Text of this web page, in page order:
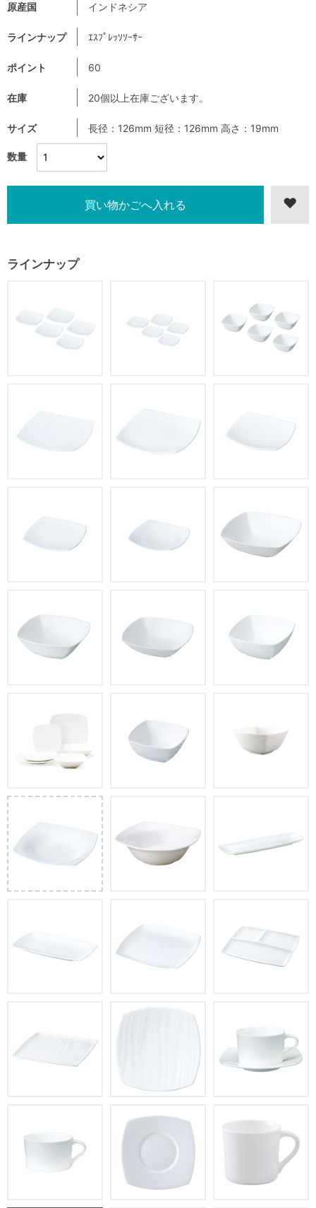
数量
原産国 インドネシア
ラインナップ ｴｽﾌﾟﾚｯｿｿｰｻｰ
ポイント 60
在庫 20個以上在庫ございます。
サイズ 長径：126mm 短径：126mm 高さ：19mm
ラインナップ